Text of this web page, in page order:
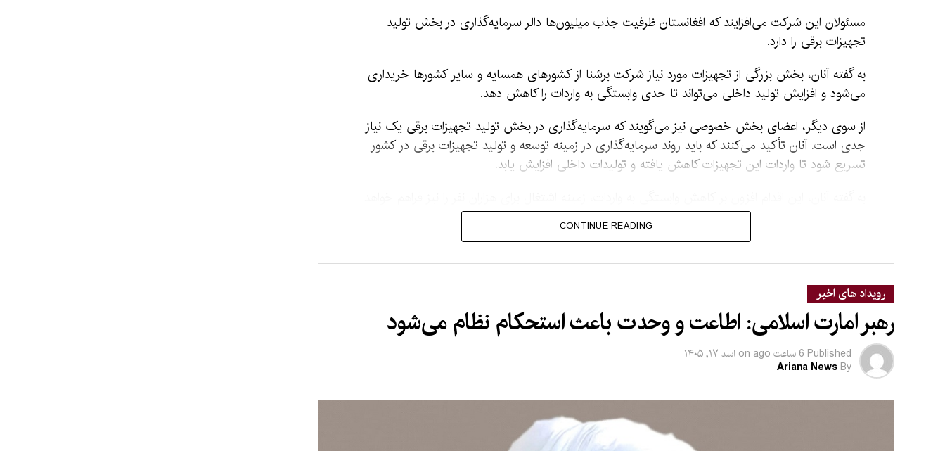
مسئولان این شرکت می‌افزایند که افغانستان ظرفیت جذب میلیون‌ها دالر سرمایه‌گذاری در بخش تولید
تجهیزات برقی را دارد.
به گفته آنان، بخش بزرگی از تجهیزات مورد نیاز شرکت برشنا از کشورهای همسایه و سایر کشورها خریداری
می‌شود و افزایش تولید داخلی می‌تواند تا حدی وابستگی به واردات را کاهش دهد.
از سوی دیگر، اعضای بخش خصوصی نیز می‌گویند که سرمایه‌گذاری در بخش تولید تجهیزات برقی یک نیاز
جدی است. آنان تأکید می‌کنند که باید روند سرمایه‌گذاری در زمینه توسعه و تولید تجهیزات برقی در کشور
تسریع شود تا واردات این تجهیزات کاهش یافته و تولیدات داخلی افزایش یابد.
استفاده در تولید و انتقال برق افزایش یابد تا تجهیزات برقی تولید داخل در بازارهای کشور عرضه شده و از واردات
محصولات خارجی جلوگیری شود.
در حال حاضر، تجهیزات برقی از کشورهای مختلف، از جمله چین، ایران و ترکیه، به افغانستان وارد می‌شود.
CONTINUE READING
رویداد های اخیر
رهبر امارت اسلامی: اطاعت و وحدت باعث استحکام نظام می‌شود
Published 6 ساعت ago on اسد ۱۷, ۱۴۰۵
By
Ariana News